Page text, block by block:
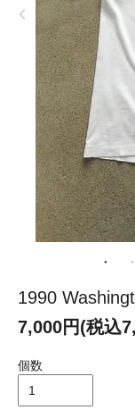
1990
7,000円(税込
個数